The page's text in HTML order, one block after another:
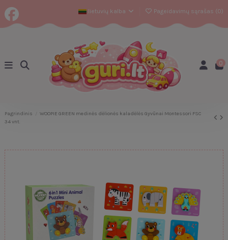
lietuvių kalba Pageidavimų sąrašas (0)
0
Pagrindinis
WOOPIE GREEN medinės dėlionės kaladėlės Gyvūnai Montessori FSC
34 vnt.